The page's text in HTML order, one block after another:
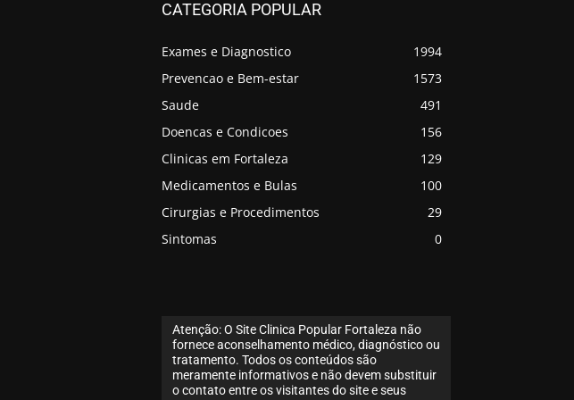
CATEGORIA POPULAR
Exames e Diagnostico
1994
Prevencao e Bem-estar
1573
Saude
491
Doencas e Condicoes
156
Clinicas em Fortaleza
129
Medicamentos e Bulas
100
Cirurgias e Procedimentos
29
Sintomas
0
Atenção: O Site Clinica Popular Fortaleza não
fornece aconselhamento médico, diagnóstico ou
tratamento. Todos os conteúdos são
meramente informativos e não devem substituir
o contato entre os visitantes do site e seus